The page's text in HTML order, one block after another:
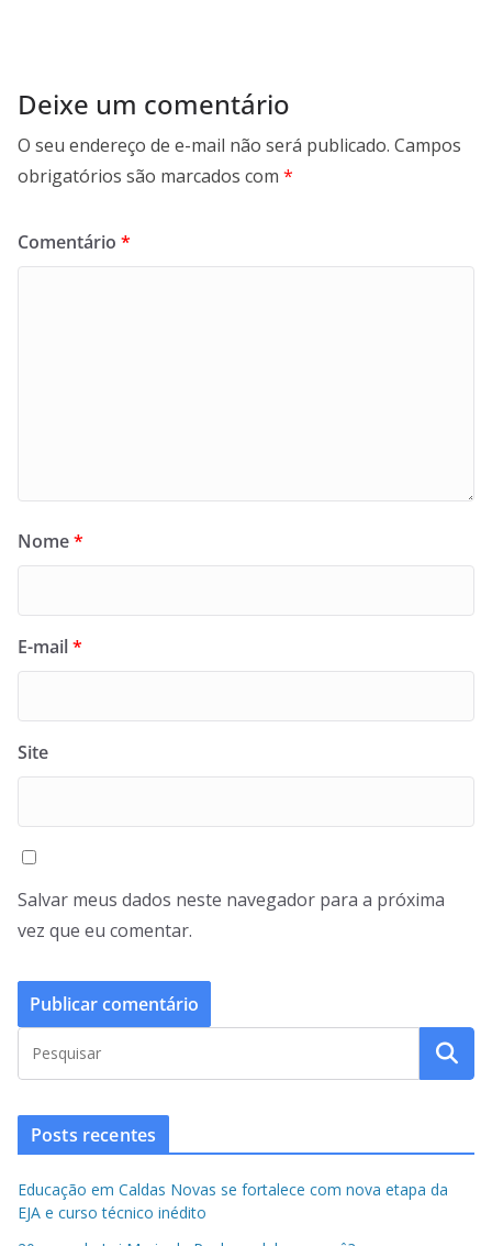
Deixe um comentário
O seu endereço de e-mail não será publicado. Campos
obrigatórios são marcados com *
Comentário *
Nome*
E-mail*
Site
Salvar meus dados neste navegador para a próxima
vez que eu comentar.
Posts recentes
Educação em Caldas Novas se fortalece com nova etapa da
EJA e curso técnico inédito